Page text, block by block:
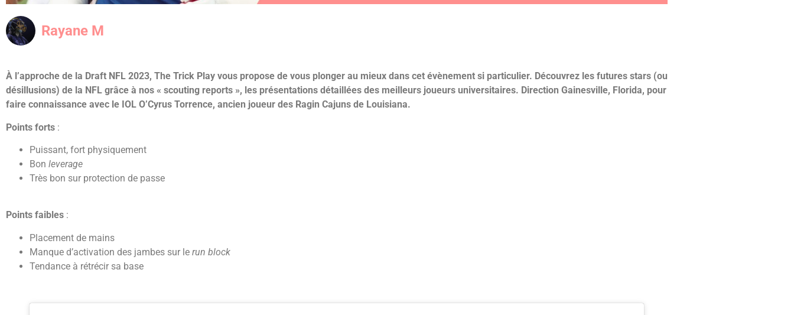
Rayane M
À l’approche de la Draft NFL 2023, The Trick Play vous propose de vous plonger au mieux dans cet évènement si particulier. Découvrez les futures stars (ou
désillusions) de la NFL grâce à nos « scouting reports », les présentations détaillées des meilleurs joueurs universitaires. Direction Gainesville, Florida, pour
faire connaissance avec le IOL O’Cyrus Torrence, ancien joueur des Ragin Cajuns de Louisiana.
Points forts :
Puissant, fort physiquement
Bon leverage
Très bon sur protection de passe
Points faibles :
Placement de mains
Manque d’activation des jambes sur le run block
Tendance à rétrécir sa base